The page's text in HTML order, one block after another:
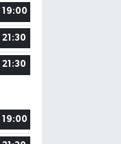
19:00
21:30
21:30
19:00